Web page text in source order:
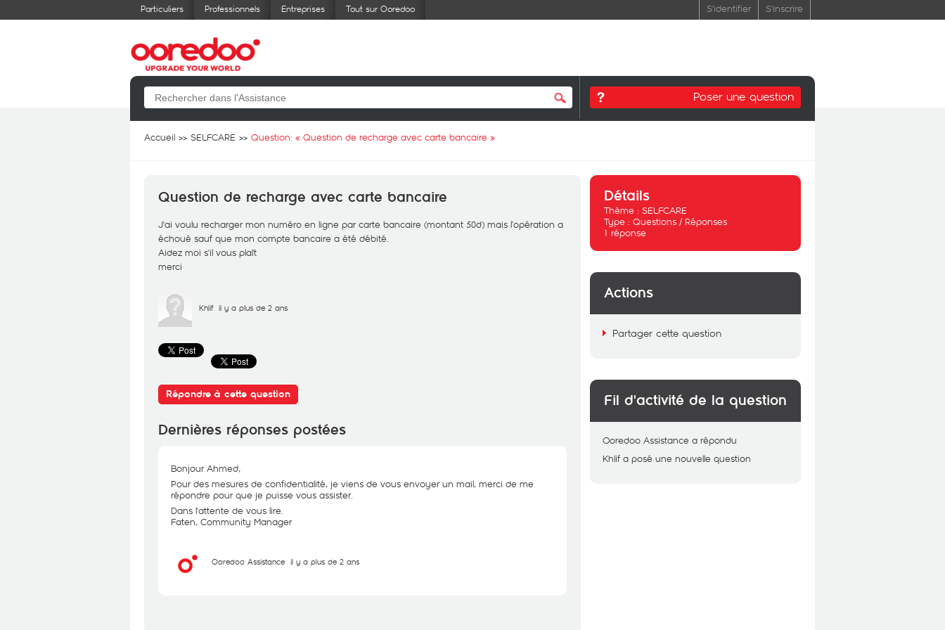
Particuliers Professionnels Entreprises Tout sur Ooredoo S'identifier S'inscrire
Poser une question
Accueil SELFCARE Question: « Question de recharge avec carte bancaire »
Question de recharge avec carte bancaire
J'ai voulu recharger mon numéro en ligne par carte bancaire (montant 50d) mais l’opération a
échoué sauf que mon compte bancaire a été débité.
Aidez moi s'il vous plaît
merci
Khlif il y a plus de 2 ans
Répondre à cette question
Dernières réponses postées
Bonjour Ahmed,
Pour des mesures de confidentialité, je viens de vous envoyer un mail, merci de me
répondre pour que je puisse vous assister.
Dans l'attente de vous lire.
Faten, Community Manager
Ooredoo Assistance il y a plus de 2 ans
Détails
Thème : SELFCARE
Type : Questions / Réponses
1 réponse
Actions
Partager cette question
Fil d'activité de la question
Ooredoo Assistance a répondu
Khlif a posé une nouvelle question